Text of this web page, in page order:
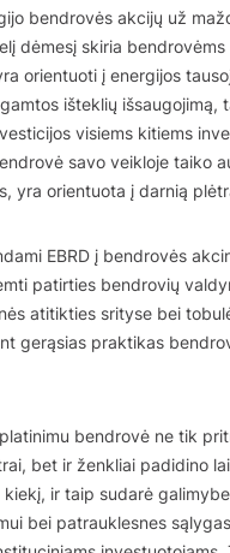
bendrovės akcijų už
dėmesį skiria bendrovėms
orientuoti į energijos
išteklių išsaugojimą,
visiems kitiems
savo veikloje taiko
yra orientuota į darnią
EBRD į bendrovės
patirties bendrovių
atitikties srityse bei
gerąsias praktikas
bendrovė ne tik
bet ir ženkliai padidino
ir taip sudarė
bei patrauklesnes